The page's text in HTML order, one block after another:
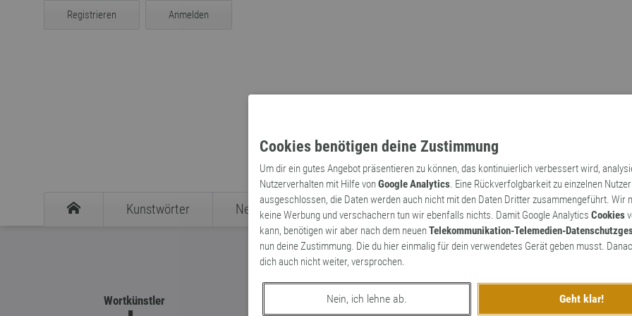
Cookies benötigen deine Zustimmung
Um dir ein gutes Angebot präsentieren zu können, das kontinuierlich verbessert wird,
Nutzerverhalten mit Hilfe vonGoogle Analytics. Eine Rückverfolgbarkeit zu einzelnen
ausgeschlossen, die Daten werden auch nicht mit den Daten Dritter zusammengeführt. Wir
keine Werbung und verschachern tun wir ebenfalls nichts. Damit Google Analytics Cookies
kann, benötigen wir aber nach dem neuenTelekommunikation-Telemedien-
nun deine Zustimmung. Die du hier einmalig für dein verwendetes Gerät geben musst.
dich auch nicht weiter, versprochen.
Nein, ich lehne ab. Geht klar!
Registrieren Anmelden
Kunstwörter Neologismen Archaismen Markennamen
Wortkünstler